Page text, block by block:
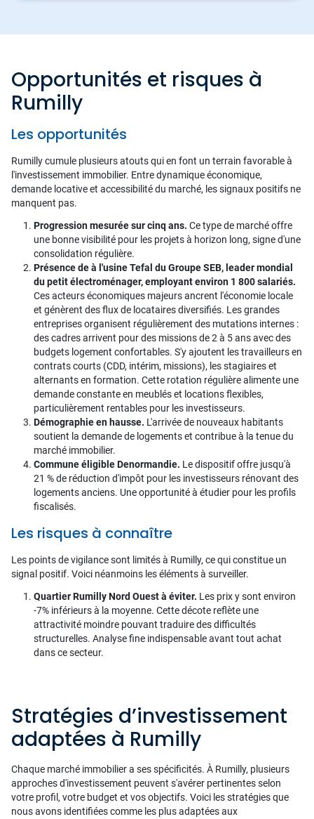
Opportunités et risques à
Rumilly
Les opportunités
Rumilly cumule plusieurs atouts qui en font un terrain favorable à
l'investissement immobilier. Entre dynamique économique,
demande locative et accessibilité du marché, les signaux positifs ne
manquent pas.
Progression mesurée sur cinq ans. Ce type de marché offre
une bonne visibilité pour les projets à horizon long, signe d'une
consolidation régulière.
Présence de à l'usine Tefal du Groupe SEB, leader mondial
du petit électroménager, employant environ 1 800 salariés.
Ces acteurs économiques majeurs ancrent l'économie locale
et génèrent des flux de locataires diversifiés. Les grandes
entreprises organisent régulièrement des mutations internes :
des cadres arrivent pour des missions de 2 à 5 ans avec des
budgets logement confortables. S'y ajoutent les travailleurs en
contrats courts (CDD, intérim, missions), les stagiaires et
alternants en formation. Cette rotation régulière alimente une
demande constante en meublés et locations flexibles,
particulièrement rentables pour les investisseurs.
Démographie en hausse. L'arrivée de nouveaux habitants
soutient la demande de logements et contribue à la tenue du
marché immobilier.
Commune éligible Denormandie. Le dispositif offre jusqu'à
21 % de réduction d'impôt pour les investisseurs rénovant des
logements anciens. Une opportunité à étudier pour les profils
fiscalisés.
Les risques à connaître
Les points de vigilance sont limités à Rumilly, ce qui constitue un
signal positif. Voici néanmoins les éléments à surveiller.
Quartier Rumilly Nord Ouest à éviter. Les prix y sont environ
-7% inférieurs à la moyenne. Cette décote reflète une
attractivité moindre pouvant traduire des difficultés
structurelles. Analyse fine indispensable avant tout achat
dans ce secteur.
Stratégies d’investissement
adaptées à Rumilly
Chaque marché immobilier a ses spécificités. À Rumilly, plusieurs
approches d'investissement peuvent s'avérer pertinentes selon
votre profil, votre budget et vos objectifs. Voici les stratégies que
nous avons identifiées comme les plus adaptées aux